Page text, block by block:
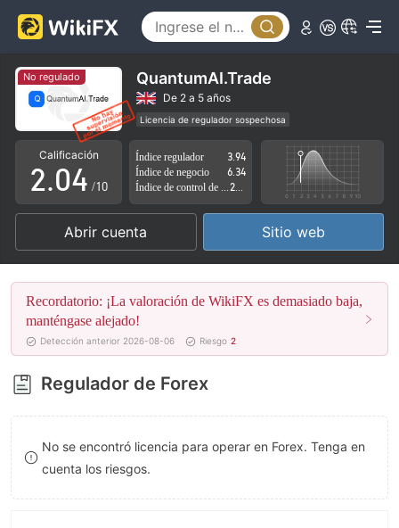
No regulado QuantumAI.Trade
De 2 a 5 años
Licencia de regulador sospechosa
Zona de negocio sospechoso
Riesgo potencial alto
Calificación
0
1
2
3
4
5
6
7
8
9
.0
1
2
3
4
5
6
7
8
9
0
1
2
3
4
5
6
7
8
9
/10
Índice regulador
3.94
Índice de negocio
6.34
Abrir cuenta Sitio web
Recordatorio: ¡La valoración de WikiFX es demasiado baja,
manténgase alejado!
Detección anterior 2026-08-06 Riesgo 2
Regulador de Forex
No se encontró licencia para operar en Forex. Tenga en
cuenta los riesgos.